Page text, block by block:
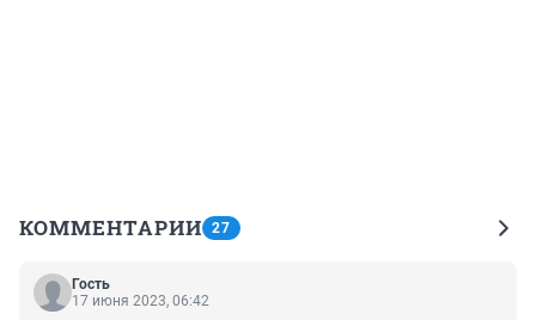
КОММЕНТАРИИ 27
Гость
17 июня 2023, 06:42